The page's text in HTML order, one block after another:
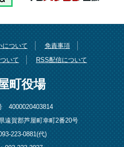
について
免責事項
いて
RSS配信について
町役場
4000020403814
遠賀郡芦屋町幸町2番20号
223-0881(代)